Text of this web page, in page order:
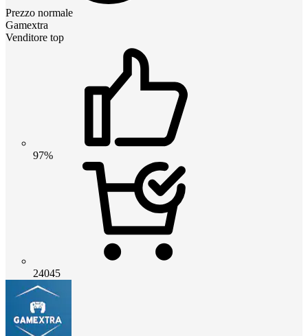
Prezzo normale
Gamextra
Venditore top
97%
24045